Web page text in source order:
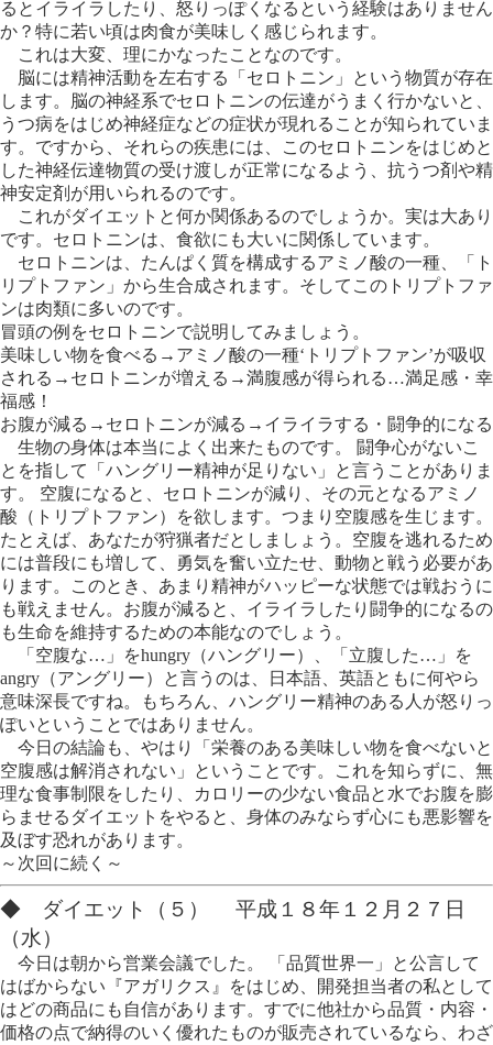
るとイライラしたり、怒りっぽくなるという経験はありません
か？特に若い頃は肉食が美味しく感じられます。
これは大変、理にかなったことなのです。
脳には精神活動を左右する「セロトニン」という物質が存在
します。脳の神経系でセロトニンの伝達がうまく行かないと、
うつ病をはじめ神経症などの症状が現れることが知られていま
す。ですから、それらの疾患には、このセロトニンをはじめと
した神経伝達物質の受け渡しが正常になるよう、抗うつ剤や精
神安定剤が用いられるのです。
これがダイエットと何か関係あるのでしょうか。実は大あり
です。セロトニンは、食欲にも大いに関係しています。
セロトニンは、たんぱく質を構成するアミノ酸の一種、「ト
リプトファン」から生合成されます。そしてこのトリプトファ
ンは肉類に多いのです。
冒頭の例をセロトニンで説明してみましょう。
美味しい物を食べる→アミノ酸の一種‘トリプトファン’が吸収
される→セロトニンが増える→満腹感が得られる…満足感・幸
福感！
お腹が減る→セロトニンが減る→イライラする・闘争的になる
生物の身体は本当によく出来たものです。 闘争心がないこ
とを指して「ハングリー精神が足りない」と言うことがありま
す。 空腹になると、セロトニンが減り、その元となるアミノ
酸（トリプトファン）を欲します。つまり空腹感を生じます。
たとえば、あなたが狩猟者だとしましょう。空腹を逃れるため
には普段にも増して、勇気を奮い立たせ、動物と戦う必要があ
ります。このとき、あまり精神がハッピーな状態では戦おうに
も戦えません。お腹が減ると、イライラしたり闘争的になるの
も生命を維持するための本能なのでしょう。
「空腹な…」をhungry（ハングリー）、「立腹した…」を
angry（アングリー）と言うのは、日本語、英語ともに何やら
意味深長ですね。もちろん、ハングリー精神のある人が怒りっ
ぽいということではありません。
今日の結論も、やはり「栄養のある美味しい物を食べないと
空腹感は解消されない」ということです。これを知らずに、無
理な食事制限をしたり、カロリーの少ない食品と水でお腹を膨
らませるダイエットをやると、身体のみならず心にも悪影響を
及ぼす恐れがあります。
～次回に続く～
◆ ダイエット（５） 平成１８年１２月２７日
（水）
今日は朝から営業会議でした。 「品質世界一」と公言して
はばからない『アガリクス』をはじめ、開発担当者の私として
はどの商品にも自信があります。すでに他社から品質・内容・
価格の点で納得のいく優れたものが販売されているなら、わざ